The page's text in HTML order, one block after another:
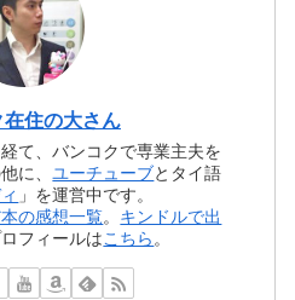
在住の大さん
て、バンコクで専業主夫を
に、ユーチューブとタイ語
」を運営中です。
の感想一覧。 キンドルで出
フィールはこちら。